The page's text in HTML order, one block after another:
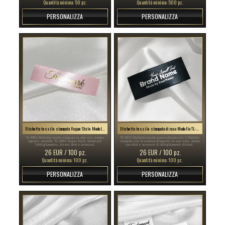
Quantità minima: 50 pz.
PERSONALIZZA
Quantità minima: 500 pz.
PERSONALIZZA
Etichetta tessile stampata Vogue Style Model TL-M94
TL-M94 Etichetta tessile stampata su raso con stampa
argento, modello TL-M94 Vogue Style, ideale per
l'abbigliamento, diversi abiti e accessori.
26 EUR / 100 pz.
Quantità minima: 100 pz.
PERSONALIZZA
Etichetta tessile stampata di raso Modello TL-M52
TL-M52 Etichetta tessile personalizzata con il Marchio
stampato con la scrittura d'argento su raso nero, adatta
per abiti o accessori di abbigliamento diversi.
26 EUR / 100 pz.
Quantità minima: 100 pz.
PERSONALIZZA